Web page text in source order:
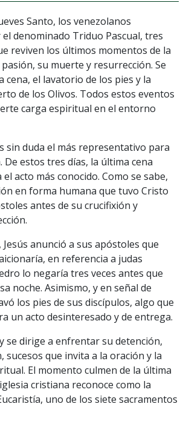
Santo, los venezolanos
denominado Triduo Pascual, tres
reviven los últimos momentos de la
su muerte y resurrección. Se
cena, el lavatorio de los pies y la
de los Olivos. Todos estos eventos
carga espiritual en el entorno
sin duda el más representativo para
De estos tres días, la última cena
acto más conocido. Como se sabe,
en forma humana que tuvo Cristo
antes de su crucifixión y
Jesús anunció a sus apóstoles que
en referencia a judas
lo negaría tres veces antes que
noche. Asimismo, y en señal de
los pies de sus discípulos, algo que
un acto desinteresado y de entrega.
se dirige a enfrentar su detención,
sucesos que invita a la oración y la
El momento culmen de la última
cristiana reconoce como la
uno de los siete sacramentos